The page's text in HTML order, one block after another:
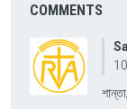
COMMENTS